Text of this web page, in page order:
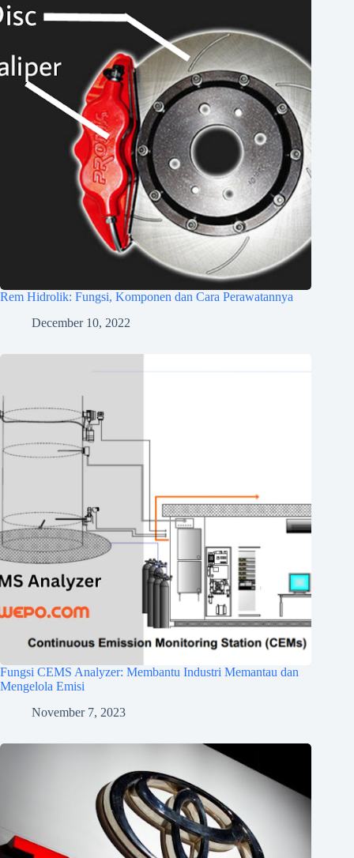
Rem Hidrolik: Fungsi, Komponen dan Cara Perawatannya
December 10, 2022
Fungsi CEMS Analyzer: Membantu Industri Memantau dan
Mengelola Emisi
November 7, 2023